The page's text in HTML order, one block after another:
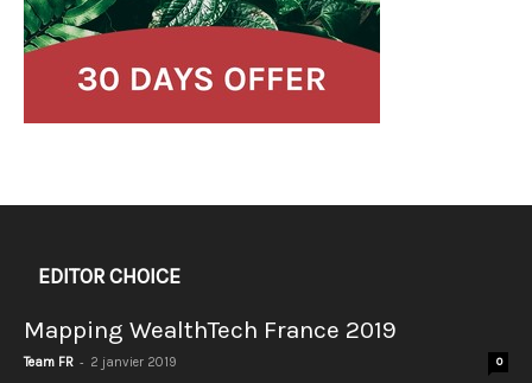
EDITOR CHOICE
Mapping WealthTech France 2019
Team FR - 2 janvier 2019 0